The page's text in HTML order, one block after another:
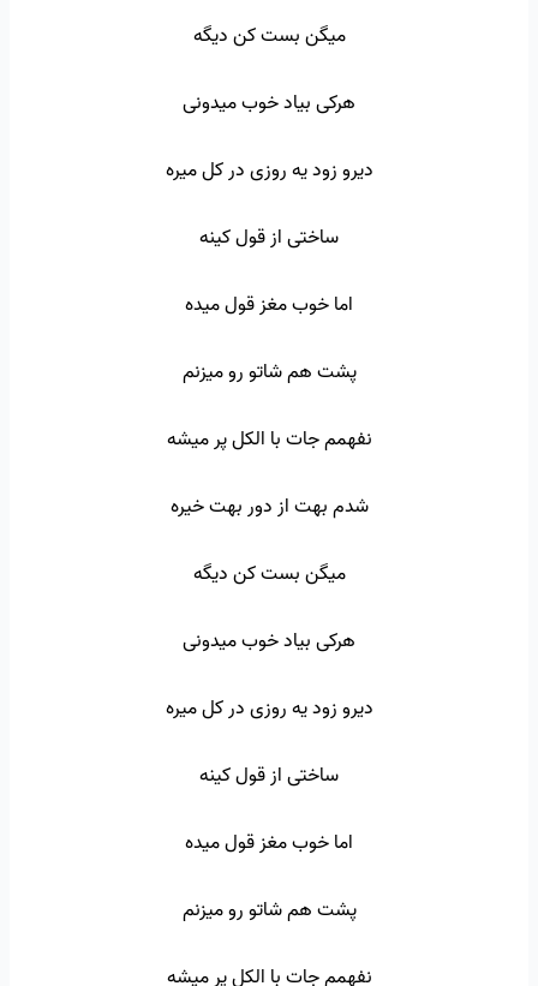
میگن بست کن دیگه
هرکی بیاد خوب میدونی
دیرو زود یه روزی در کل میره
ساختی از قول کینه
اما خوب مغز قول میده
پشت هم شاتو رو میزنم
نفهمم جات با الکل پر میشه
شدم بهت از دور بهت خیره
میگن بست کن دیگه
هرکی بیاد خوب میدونی
دیرو زود یه روزی در کل میره
ساختی از قول کینه
اما خوب مغز قول میده
پشت هم شاتو رو میزنم
نفهمم جات با الکل پر میشه